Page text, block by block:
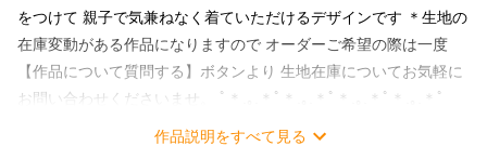
をつけて 親子で気兼ねなく着ていただけるデザインです ＊生地の
在庫変動がある作品になりますので オーダーご希望の際は一度
【作品について質問する】ボタンより 生地在庫についてお気軽に
お問い合わせくださいませ。 ﾟ＊.｡.＊ﾟ＊.｡.＊ﾟ＊.｡.＊ﾟ＊.｡.＊ﾟ
＊.｡.＊ﾟ＊.｡.＊ﾟ＊.｡.＊ﾟ ママスカート size : ウエスト＆丈はリク
作品説明をすべて見る